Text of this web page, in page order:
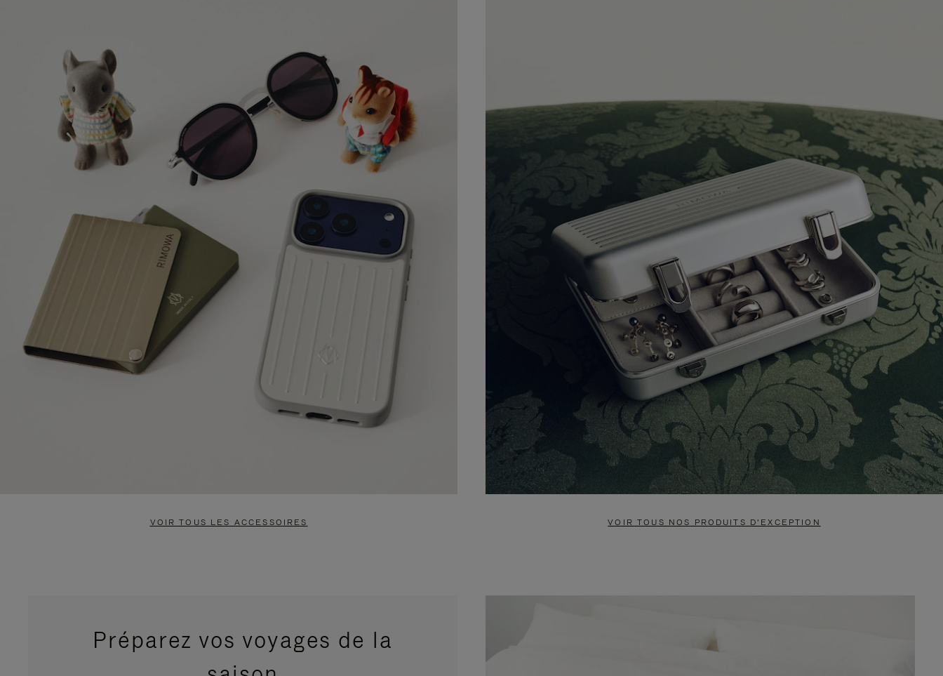
VOIR TOUS LES ACCESSOIRES VOIR TOUS NOS PRODUITS D'EXCEPTION
Préparez vos voyages de la